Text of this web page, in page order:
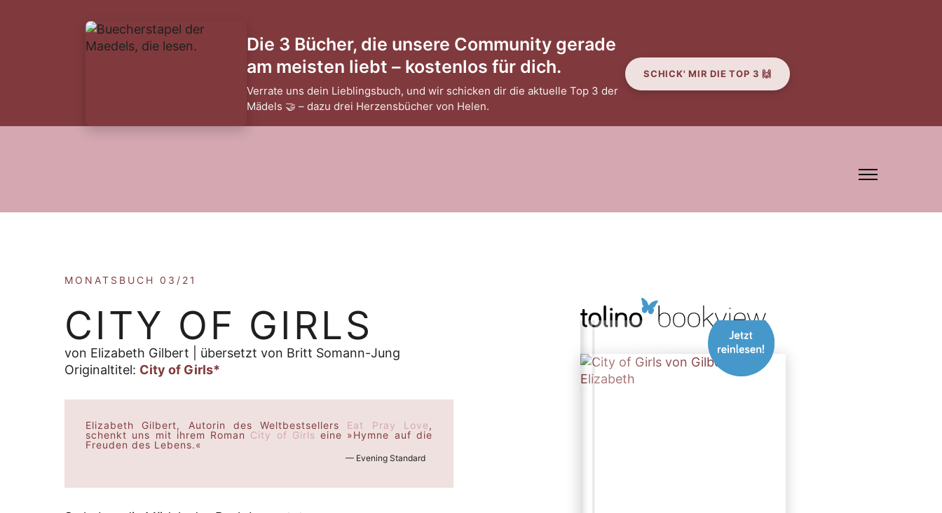
Die 3 Bücher, die unsere Community gerade
am meisten liebt – kostenlos für dich.
Verrate uns dein Lieblingsbuch, und wir schicken dir die aktuelle Top 3 der
Mädels 🤝 – dazu drei Herzensbücher von Helen.
SCHICK' MIR DIE TOP 3 🙌
MONATSBUCH 03/21
CITY OF GIRLS
von Elizabeth Gilbert | übersetzt von Britt Somann-Jung
Originaltitel: City of Girls*
Elizabeth Gilbert, Autorin des Weltbestsellers Eat Pray Love,
schenkt uns mit ihrem Roman City of Girls eine »Hymne auf die
Freuden des Lebens.«
— Evening Standard